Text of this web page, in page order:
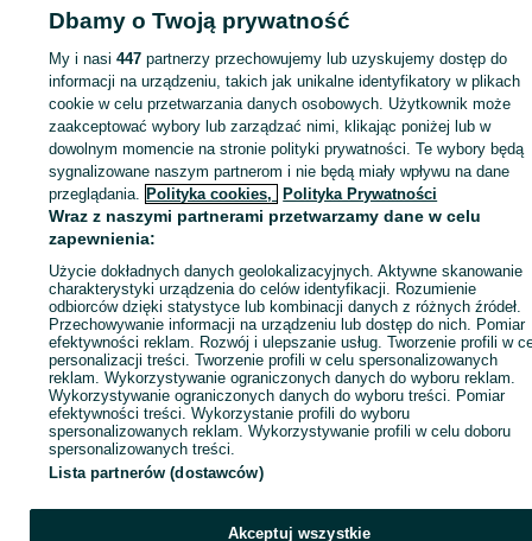
Zaloguj się lub załóż konto na OLX, aby skontaktować się z
sprzedającym
Zaloguj się / Załóż konto
Dbamy o Twoją prywatność
My i nasi447 partnerzy przechowujemy lub uzyskujemy dostęp do
informacji na urządzeniu, takich jak unikalne identyfikatory w plikach
cookie w celu przetwarzania danych osobowych. Użytkownik może
zaakceptować wybory lub zarządzać nimi, klikając poniżej lub w
dowolnym momencie na stronie polityki prywatności. Te wybory będą
sygnalizowane naszym partnerom i nie będą miały wpływu na dane
przeglądania. Polityka cookies, Polityka Prywatności
Wraz z naszymi partnerami przetwarzamy dane w celu
zapewnienia:
Użycie dokładnych danych geolokalizacyjnych. Aktywne skanowanie
charakterystyki urządzenia do celów identyfikacji. Rozumienie
odbiorców dzięki statystyce lub kombinacji danych z różnych źródeł.
Przechowywanie informacji na urządzeniu lub dostęp do nich. Pomiar
efektywności reklam. Rozwój i ulepszanie usług. Tworzenie profili w
personalizacji treści. Tworzenie profili w celu spersonalizowanych
reklam. Wykorzystywanie ograniczonych danych do wyboru reklam.
Wykorzystywanie ograniczonych danych do wyboru treści. Pomiar
efektywności treści. Wykorzystanie profili do wyboru
spersonalizowanych reklam. Wykorzystywanie profili w celu doboru
spersonalizowanych treści.
Lista partnerów (dostawców)
Akceptuj wszystkie